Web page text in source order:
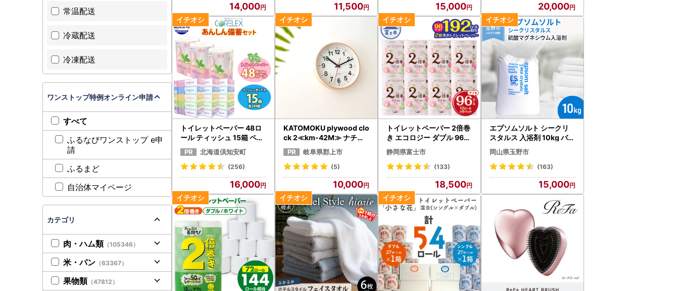
14,000 11,500 15,000 20,000
トイレットペーパー 48ロ
ール ティッシュ 15箱 ペー
パー
北海道倶知安町
(256)
16,000
KATOMOKU plywood clo
ck 2≪km-42M≫ ナチュ
ラル【A-167】
岐阜県郡上市
(5)
10,000
トイレットペーパー 2倍巻
き エコロジー ダブル 96ロ
ール トイレット[sf002-1
08]
静岡県富士市
(133)
18,500
エプソムソルト シークリ
スタルス 入浴剤 10kg バス
ソルト バス用品 リラック
ス 硫酸マグネシウム
岡山県玉野市
(163)
15,000
常温配送
冷蔵配送
冷凍配送
ワンストップ特例オンライン申請
すべて
ふるなびワンストップ e申
請
ふるまど
自治体マイページ
カテゴリ
肉・ハム類 （105346）
米・パン （63367）
果物類 （47812）